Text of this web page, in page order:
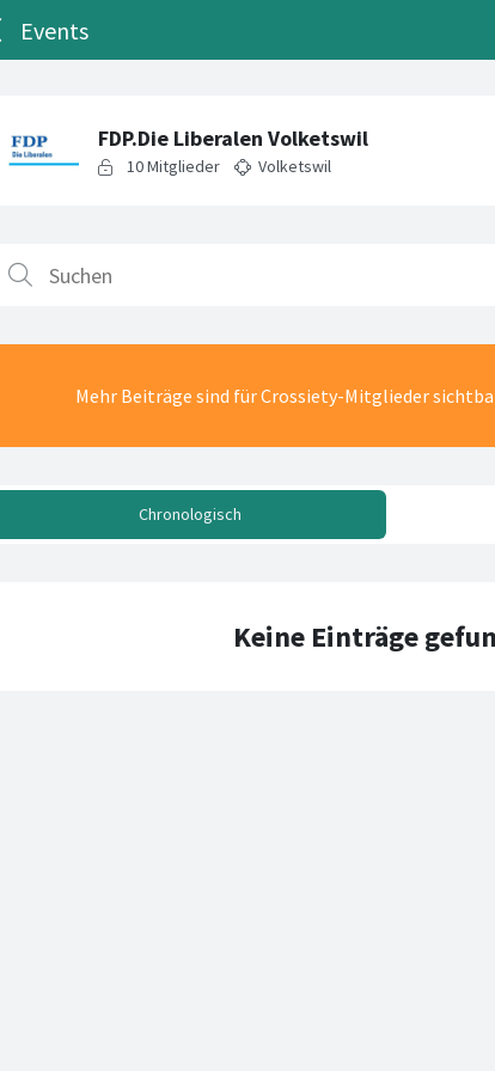
Events
Mehr Beiträge sind für Crossiety-Mitglieder
Chronologisch
Keine Einträge